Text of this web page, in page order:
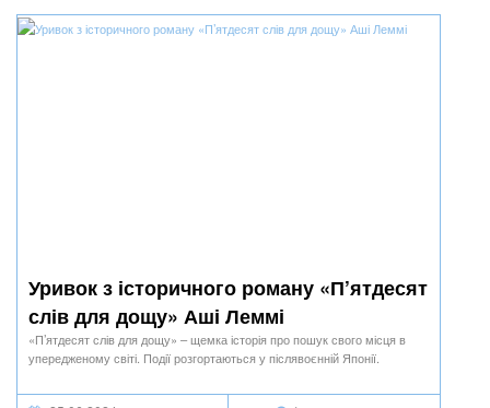
Уривок з історичного роману «П’ятдесят
слів для дощу» Аші Леммі
«П’ятдесят слів для дощу» – щемка історія про пошук свого місця в
упередженому світі. Події розгортаються у післявоєнній Японії.